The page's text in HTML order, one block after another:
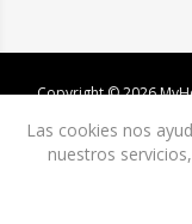
Copyright © 2026
Las cookies nos
nuestros